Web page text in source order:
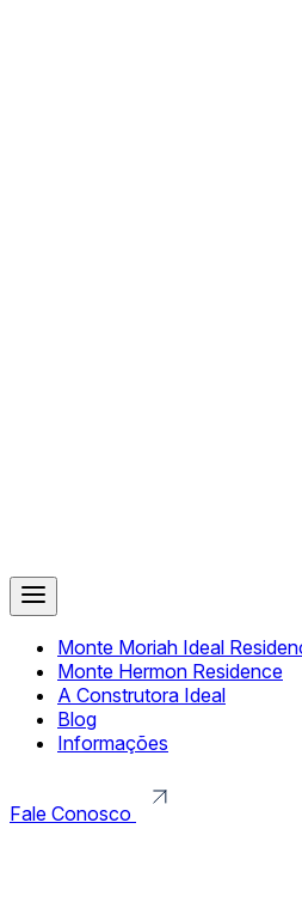
Monte Moriah Ideal
Monte Hermon Residence
A Construtora Ideal
Blog
Informações
Fale Conosco